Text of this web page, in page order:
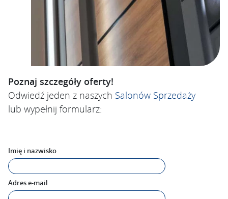
Poznaj szczegóły oferty!
Odwiedź jeden z naszych Salonów Sprzedaży
lub wypełnij formularz:
Imię i nazwisko
Adres e-mail